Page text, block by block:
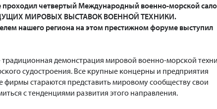
проходил четвертый Международный военно-морской
МИРОВЫХ ВЫСТАВОК ВОЕННОЙ ТЕХНИКИ.
нашего региона на этом престижном форуме выступил
демонстрация мировой военно-морской
судостроения. Все крупные концерны и предприятия
фирмы стараются представить мировому сообществу свои
с тенденциями развития этого направления.